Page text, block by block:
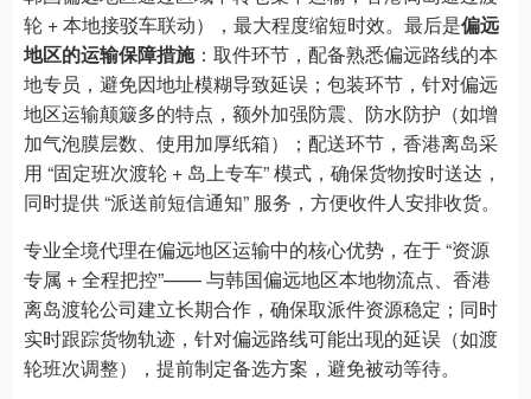
轮 + 本地接驳车联动），最大程度缩短时效。最后是偏远
地区的运输保障措施：取件环节，配备熟悉偏远路线的本
地专员，避免因地址模糊导致延误；包装环节，针对偏远
地区运输颠簸多的特点，额外加强防震、防水防护（如增
加气泡膜层数、使用加厚纸箱）；配送环节，香港离岛采
用 “固定班次渡轮 + 岛上专车” 模式，确保货物按时送达，
同时提供 “派送前短信通知” 服务，方便收件人安排收货。
专业全境代理在偏远地区运输中的核心优势，在于 “资源
专属 + 全程把控”—— 与韩国偏远地区本地物流点、香港
离岛渡轮公司建立长期合作，确保取派件资源稳定；同时
实时跟踪货物轨迹，针对偏远路线可能出现的延误（如渡
轮班次调整），提前制定备选方案，避免被动等待。